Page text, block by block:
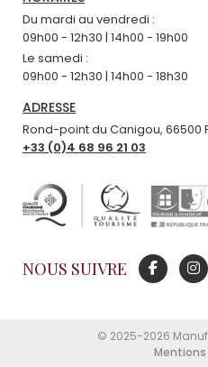
Du mardi au vendredi :
09h00 - 12h30 | 14h00 - 19h00
Le samedi :
09h00 - 12h30 | 14h00 - 18h30
ADRESSE
Rond-point du Canigou, 66500
+33 (0)4 68 96 21 03
NOUS SUIVRE
© 2025-2026